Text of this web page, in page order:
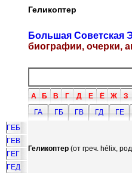
Геликоптер
Большая Советская
биографии, очерки,
А Б В Г Д Е Ё Ж З
ГА
ГБ ГВ ГД ГЕ
ГЕБ
ГЕВ
ГЕГ
ГЕД
Геликоптер (от греч. hélix,